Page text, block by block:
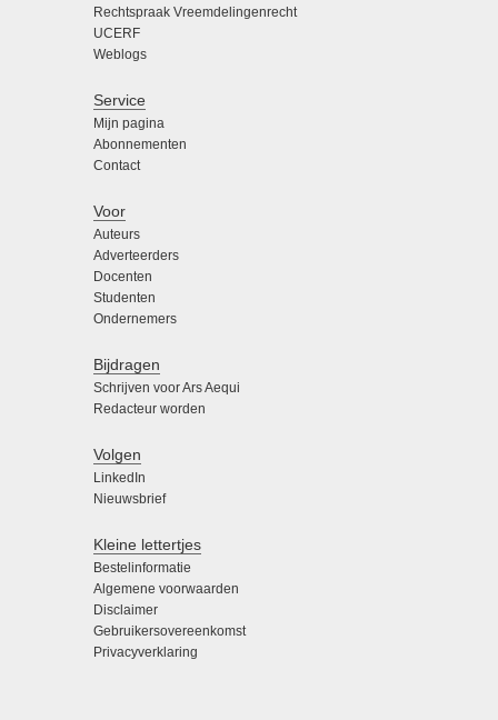
Rechtspraak Vreemdelingenrecht
UCERF
Weblogs
Service
Mijn pagina
Abonnementen
Contact
Voor
Auteurs
Adverteerders
Docenten
Studenten
Ondernemers
Bijdragen
Schrijven voor Ars Aequi
Redacteur worden
Volgen
LinkedIn
Nieuwsbrief
Kleine lettertjes
Bestelinformatie
Algemene voorwaarden
Disclaimer
Gebruikersovereenkomst
Privacyverklaring